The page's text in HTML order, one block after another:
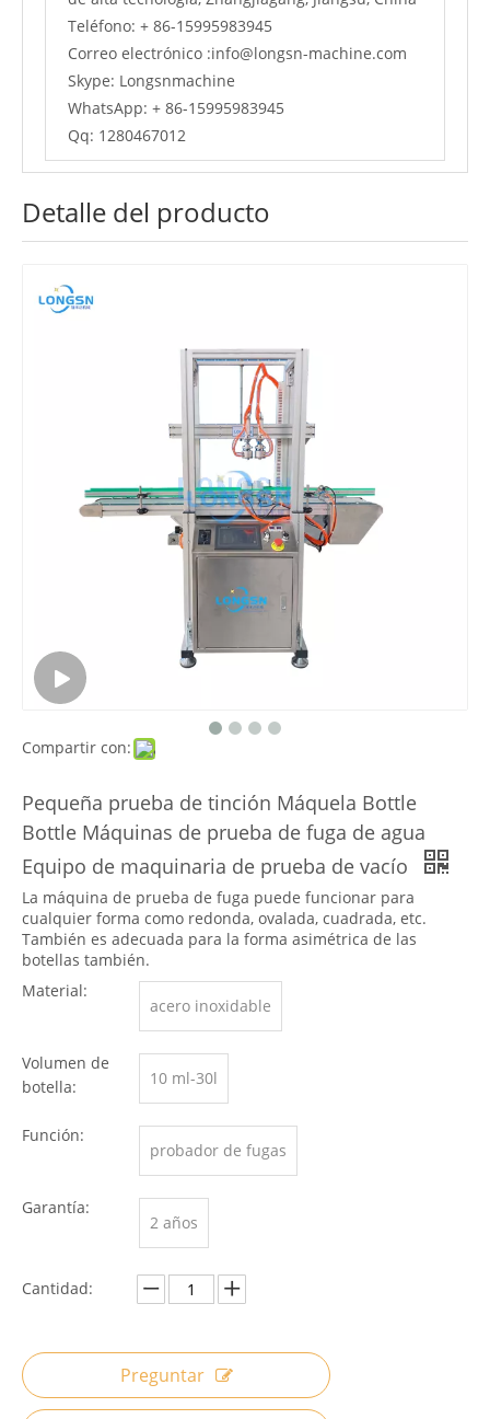
Teléfono: + 86-15995983945
Correo electrónico :info@longsn-machine.com
Skype: Longsnmachine
WhatsApp: + 86-15995983945
Qq: 1280467012
Detalle del producto
Compartir con:
Pequeña prueba de tinción Máquela Bottle
Bottle Máquinas de prueba de fuga de agua
Equipo de maquinaria de prueba de vacío
La máquina de prueba de fuga puede funcionar para
cualquier forma como redonda, ovalada, cuadrada, etc.
También es adecuada para la forma asimétrica de las
botellas también.
Material:
acero inoxidable
Volumen de
botella:
10 ml-30l
Función:
probador de fugas
Garantía:
2 años
Cantidad:
Preguntar